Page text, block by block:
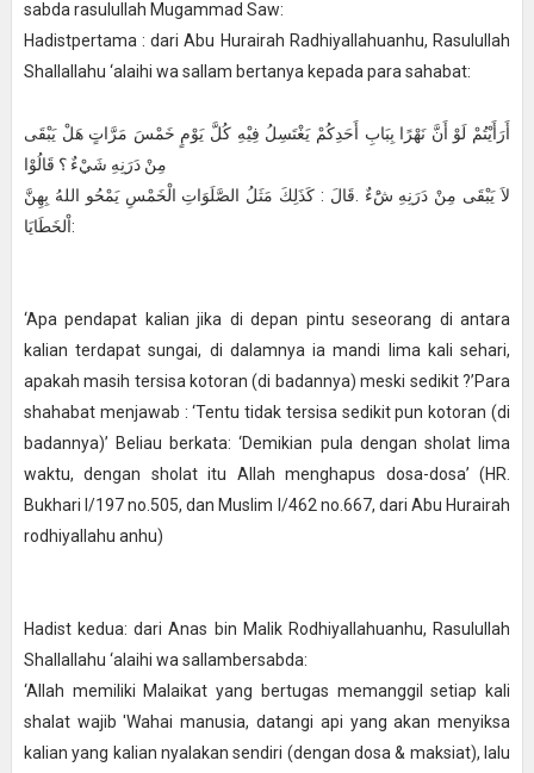
sabda rasulullah Mugammad Saw:
Hadistpertama : dari Abu Hurairah Radhiyallahuanhu, Rasulullah
Shallallahu ‘alaihi wa sallam bertanya kepada para sahabat:
أَرَأَيْتُمْ لَوْ أَنَّ نَهْرًا بِبَابِ أَحَدِكُمْ يَغْتَسِلُ فِيْهِ كُلَّ يَوْمٍ خَمْسَ مَرَّاتٍ هَلْ يَبْقَى
مِنْ دَرَنِهِ شَيْءٌ ؟ قَالُوْا
لاَ يَبْقَى مِنْ دَرَنِهِ شَْءٌ .قَالَ : كَذَلِكَ مَثَلُ الصَّلَوَاتِ الْخَمْسِ يَمْحُو اللهُ بِهِنَّ
اْلخَطَايَا:
‘Apa pendapat kalian jika di depan pintu seseorang di antara
kalian terdapat sungai, di dalamnya ia mandi lima kali sehari,
apakah masih tersisa kotoran (di badannya) meski sedikit ?’Para
shahabat menjawab : ‘Tentu tidak tersisa sedikit pun kotoran (di
badannya)’ Beliau berkata: ‘Demikian pula dengan sholat lima
waktu, dengan sholat itu Allah menghapus dosa-dosa’ (HR.
Bukhari I/197 no.505, dan Muslim I/462 no.667, dari Abu Hurairah
rodhiyallahu anhu)
Hadist kedua: dari Anas bin Malik Rodhiyallahuanhu, Rasulullah
Shallallahu ‘alaihi wa sallambersabda:
‘Allah memiliki Malaikat yang bertugas memanggil setiap kali
shalat wajib 'Wahai manusia, datangi api yang akan menyiksa
kalian yang kalian nyalakan sendiri (dengan dosa & maksiat), lalu